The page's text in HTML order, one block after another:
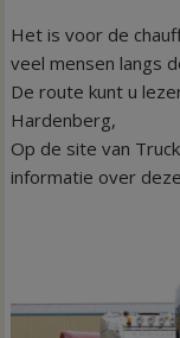
Het is voor de
veel mensen langs
De route kunt u
Hardenberg,
Op de site van
informatie over